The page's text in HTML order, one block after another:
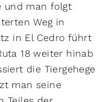
und man folgt
Weg in
in El Cedro führt
18 weiter hinab
die Tiergehege
man seine